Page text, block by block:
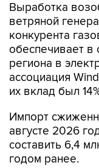
Выработка
ветряной
конкурента
обеспечивает в
региона в
ассоциация
их вклад был
Импорт
августе 2026
составить 6,4
годом ранее.